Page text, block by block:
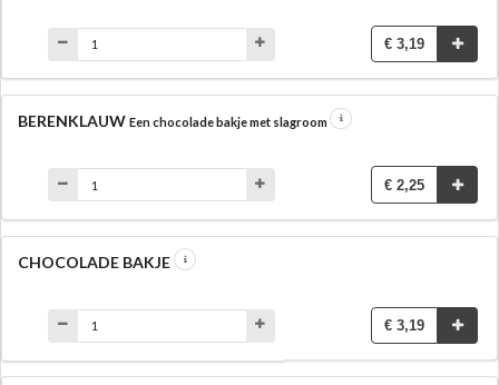
€ 3,19
BERENKLAUW Een chocolade bakje met slagroom
€ 2,25
CHOCOLADE BAKJE
€ 3,19